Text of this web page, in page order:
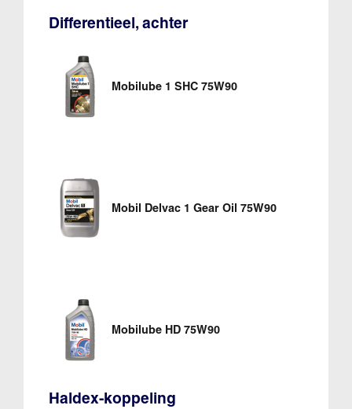
Differentieel, achter
Mobilube 1 SHC 75W90
Mobil Delvac 1 Gear Oil 75W90
Mobilube HD 75W90
Haldex-koppeling